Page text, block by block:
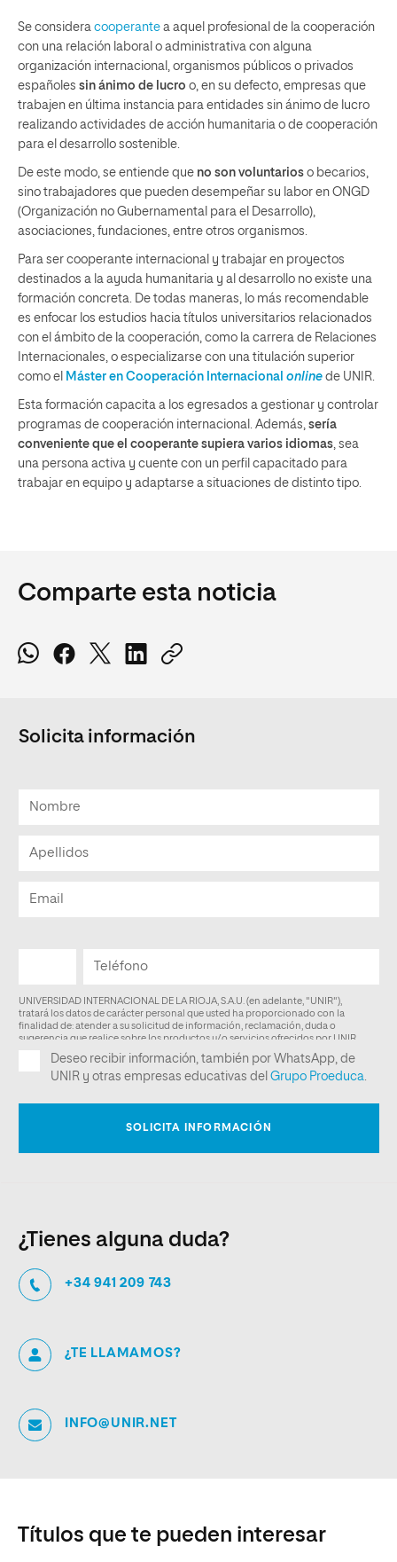
Se considera cooperante a aquel profesional de la cooperación
con una relación laboral o administrativa con alguna
organización internacional, organismos públicos o privados
españoles sin ánimo de lucro o, en su defecto, empresas que
trabajen en última instancia para entidades sin ánimo de lucro
realizando actividades de acción humanitaria o de cooperación
para el desarrollo sostenible.
De este modo, se entiende que no son voluntarios o becarios,
sino trabajadores que pueden desempeñar su labor en ONGD
(Organización no Gubernamental para el Desarrollo),
asociaciones, fundaciones, entre otros organismos.
Para ser cooperante internacional y trabajar en proyectos
destinados a la ayuda humanitaria y al desarrollo no existe una
formación concreta. De todas maneras, lo más recomendable
es enfocar los estudios hacia títulos universitarios relacionados
con el ámbito de la cooperación, como la carrera de Relaciones
Internacionales, o especializarse con una titulación superior
como el Máster en Cooperación Internacional online de UNIR.
Esta formación capacita a los egresados a gestionar y controlar
programas de cooperación internacional. Además, sería
conveniente que el cooperante supiera varios idiomas, sea
una persona activa y cuente con un perfil capacitado para
trabajar en equipo y adaptarse a situaciones de distinto tipo.
Comparte esta noticia
Solicita información
¿Tienes alguna duda?
+34 941 209 743
¿TE LLAMAMOS?
INFO@UNIR.NET
Títulos que te pueden interesar